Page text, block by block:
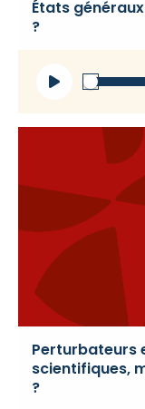
États
?
Lecteur
audio
Perturbateurs
scientifiques,
?